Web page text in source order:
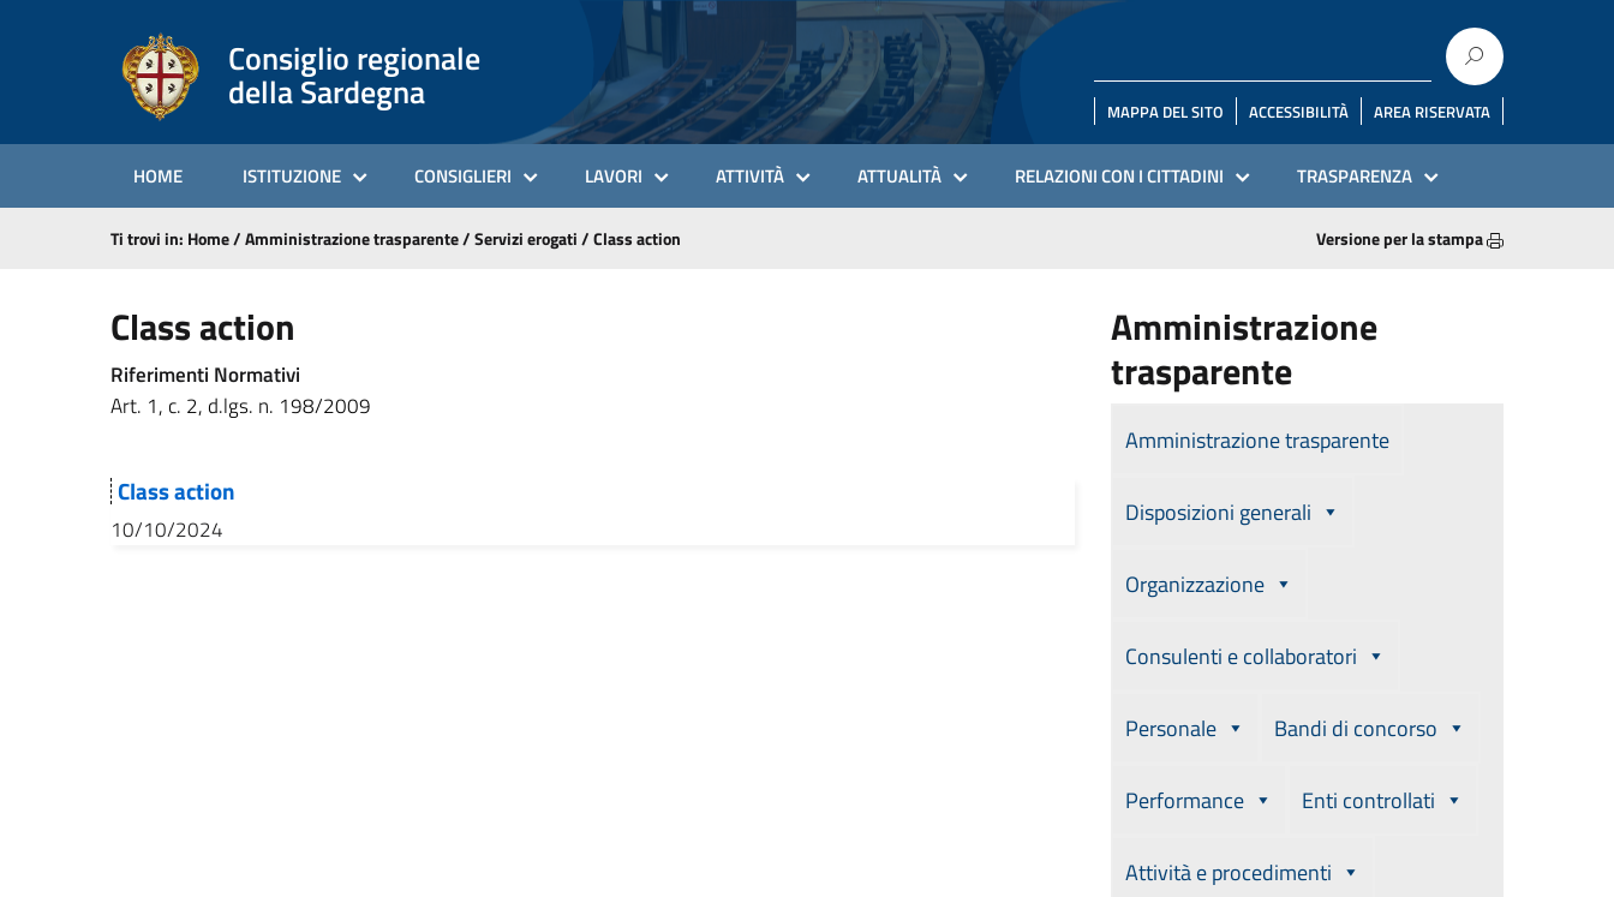
Consiglio regionale
della Sardegna MAPPA DEL SITO ACCESSIBILITÀ AREA RISERVATA
HOME ISTITUZIONE CONSIGLIERI LAVORI ATTIVITÀ ATTUALITÀ RELAZIONI CON I CITTADINI TRASPARENZA
Ti trovi in: Home/Amministrazione trasparente/Servizi erogati/Class action Versione per la stampa
Class action
Riferimenti Normativi
Art. 1, c. 2, d.lgs. n. 198/2009
Class action
10/10/2024
Amministrazione
trasparente
Amministrazione trasparente
Disposizioni generali
Organizzazione
Consulenti e collaboratori
Personale Bandi di concorso
Performance Enti controllati
Attività e procedimenti